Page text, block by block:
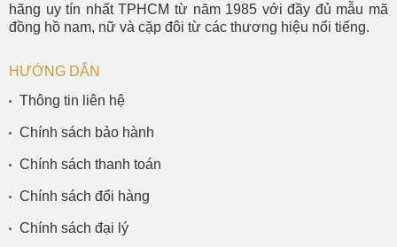
hãng uy tín nhất TPHCM từ năm 1985 với đầy đủ mẫu mã
đồng hồ nam, nữ và cặp đôi từ các thương hiệu nổi tiếng.
HƯỚNG DẪN
Thông tin liên hệ
Chính sách bảo hành
Chính sách thanh toán
Chính sách đổi hàng
Chính sách đại lý